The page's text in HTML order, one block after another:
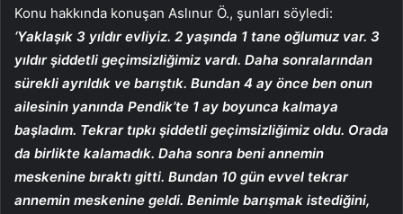
Konu hakkında konuşan Aslınur Ö., şunları söyledi:
‘Yaklaşık 3 yıldır evliyiz. 2 yaşında 1 tane oğlumuz var. 3
yıldır şiddetli geçimsizliğimiz vardı. Daha sonralarından
sürekli ayrıldık ve barıştık. Bundan 4 ay önce ben onun
ailesinin yanında Pendik’te 1 ay boyunca kalmaya
başladım. Tekrar tıpkı şiddetli geçimsizliğimiz oldu. Orada
da birlikte kalamadık. Daha sonra beni annemin
meskenine bıraktı gitti. Bundan 10 gün evvel tekrar
annemin meskenine geldi. Benimle barışmak istediğini,